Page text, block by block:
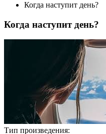
Когда наступит день?
Когда наступит день?
Тип произведения: